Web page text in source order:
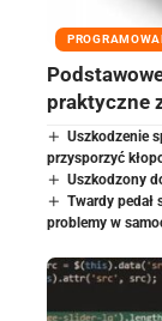
praktyczne
Uszkodzenie
przysporzyć
Uszkodzony
Twardy pedał
problemy w